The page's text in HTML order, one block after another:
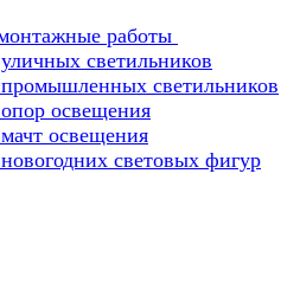
работы
светильников
светильников
освещения
освещения
световых фигур